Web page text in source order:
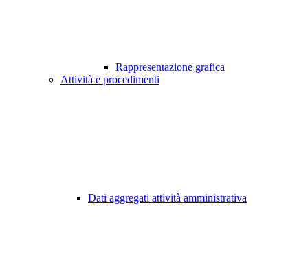
Rappresentazione grafica
Attività e procedimenti
Dati aggregati attività amministrativa